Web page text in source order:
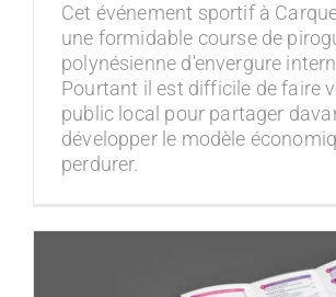
Cet événement sportif à
une formidable course de
polynésienne d'envergure
Pourtant il est difficile de faire
public local pour partager
développer le modèle
perdurer.